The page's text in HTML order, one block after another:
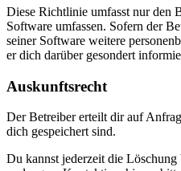
Diese Richtlinie umfasst nur den
Software umfassen. Sofern der
seiner Software weitere
er dich darüber gesondert
Auskunftsrecht
Der Betreiber erteilt dir auf
dich gespeichert sind.
Du kannst jederzeit die